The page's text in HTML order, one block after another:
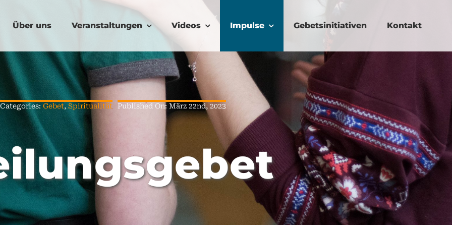
Über uns Veranstaltungen Videos Impulse Gebetsinitiativen Kontakt
Categories: Gebet, Spiritualität Published On: März 22nd, 2023